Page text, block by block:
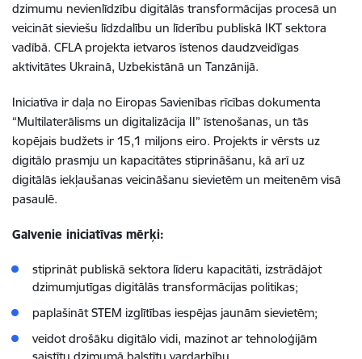
dzimumu nevienlīdzību digitālās transformācijas procesā un
veicināt sieviešu līdzdalību un līderību publiskā IKT sektora
vadībā. CFLA projekta ietvaros īstenos daudzveidīgas
aktivitātes Ukrainā, Uzbekistānā un Tanzānijā.
Iniciatīva ir daļa no Eiropas Savienības rīcības dokumenta
“Multilaterālisms un digitalizācija II” īstenošanas, un tās
kopējais budžets ir 15,1 miljons eiro. Projekts ir vērsts uz
digitālo prasmju un kapacitātes stiprināšanu, kā arī uz
digitālās iekļaušanas veicināšanu sievietēm un meitenēm visā
pasaulē.
Galvenie iniciatīvas mērķi:
stiprināt publiskā sektora līderu kapacitāti, izstrādājot
dzimumjutīgas digitālās transformācijas politikas;
paplašināt STEM izglītības iespējas jaunām sievietēm;
veidot drošāku digitālo vidi, mazinot ar tehnoloģijām
saistītu dzimumā balstītu vardarbību.